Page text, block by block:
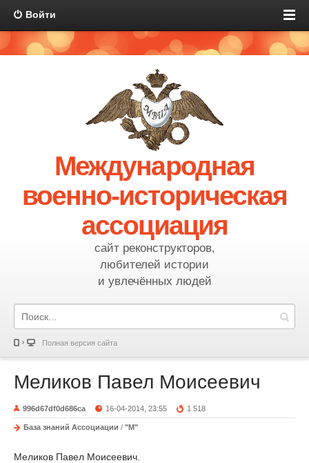
Войти
Международная
военно-историческая
ассоциация
сайт реконструкторов,
любителей истории
и увлечённых людей
Полная версия сайта
Меликов Павел Моисеевич
996d67df0d686ca 16-04-2014, 23:55 1 518
База знаний Ассоциации / "М"
Меликов Павел Моисеевич.